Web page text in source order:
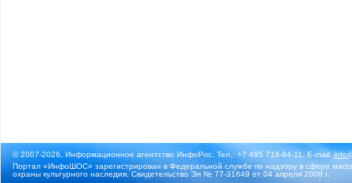
© 2007-2026, Информационное агентство ИнфоРос. Тел.: +7 495 718-84-11, E-mail:
Портал «ИнфоШОС» зарегистрирован в Федеральной службе по надзору в сфере
охраны культурного наследия. Свидетельство Эл № 77-31649 от 04 апреля 2008 г.